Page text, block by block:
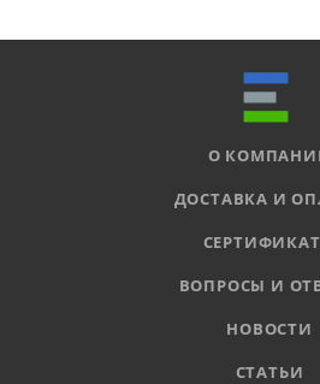
О
ДОСТАВКА И
ВОПРОСЫ И
НОВОСТИ
СТАТЬИ